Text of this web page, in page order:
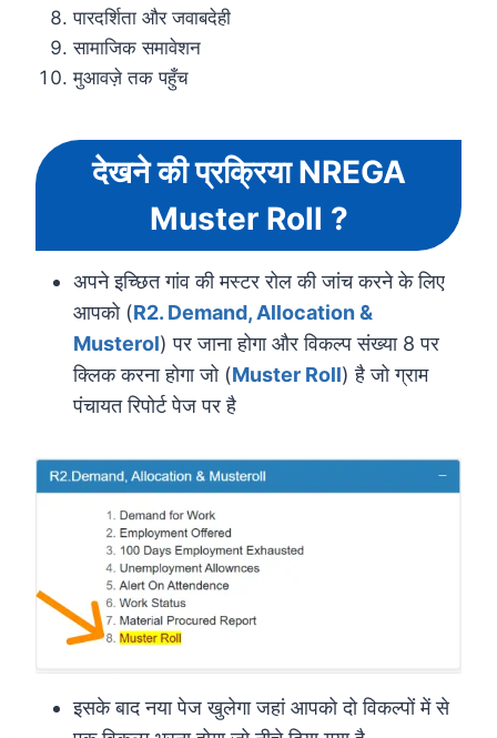
पारदर्शिता और जवाबदेही
सामाजिक समावेशन
मुआवज़े तक पहुँच
देखने की प्रक्रिया NREGA
Muster Roll ?
अपने इच्छित गांव की मस्टर रोल की जांच करने के लिए
आपको (R2. Demand, Allocation &
Musterol) पर जाना होगा और विकल्प संख्या 8 पर
क्लिक करना होगा जो (Muster Roll) है जो ग्राम
पंचायत रिपोर्ट पेज पर है
इसके बाद नया पेज खुलेगा जहां आपको दो विकल्पों में से